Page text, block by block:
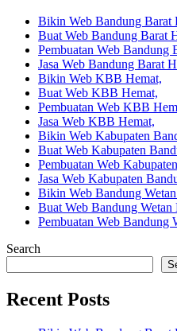
Bikin Web Bandung Barat
Buat Web Bandung Barat
Pembuatan Web Bandung
Jasa Web Bandung Barat
Bikin Web KBB Hemat,
Buat Web KBB Hemat,
Pembuatan Web KBB
Jasa Web KBB Hemat,
Bikin Web Kabupaten
Buat Web Kabupaten
Pembuatan Web
Jasa Web Kabupaten
Bikin Web Bandung
Buat Web Bandung Wetan
Pembuatan Web Bandung
Search
Recent Posts